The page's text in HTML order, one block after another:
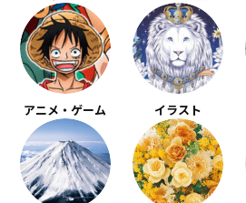
アニメ・ゲーム イラスト